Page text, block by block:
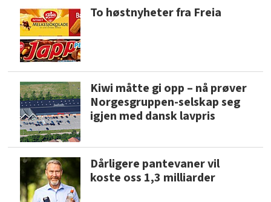
To høstnyheter fra Freia
Kiwi måtte gi opp – nå prøver
Norgesgruppen-selskap seg
igjen med dansk lavpris
Dårligere pantevaner vil
koste oss 1,3 milliarder